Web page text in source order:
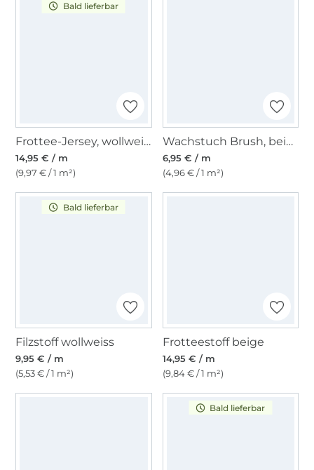
Bald lieferbar
Frottee-Jersey, wollweiss
14,95 € / m
(9,97 € / 1 m²)
Wachstuch Brush, beige
6,95 € / m
(4,96 € / 1 m²)
Bald lieferbar
Filzstoff wollweiss
9,95 € / m
(5,53 € / 1 m²)
Frotteestoff beige
14,95 € / m
(9,84 € / 1 m²)
Bald lieferbar